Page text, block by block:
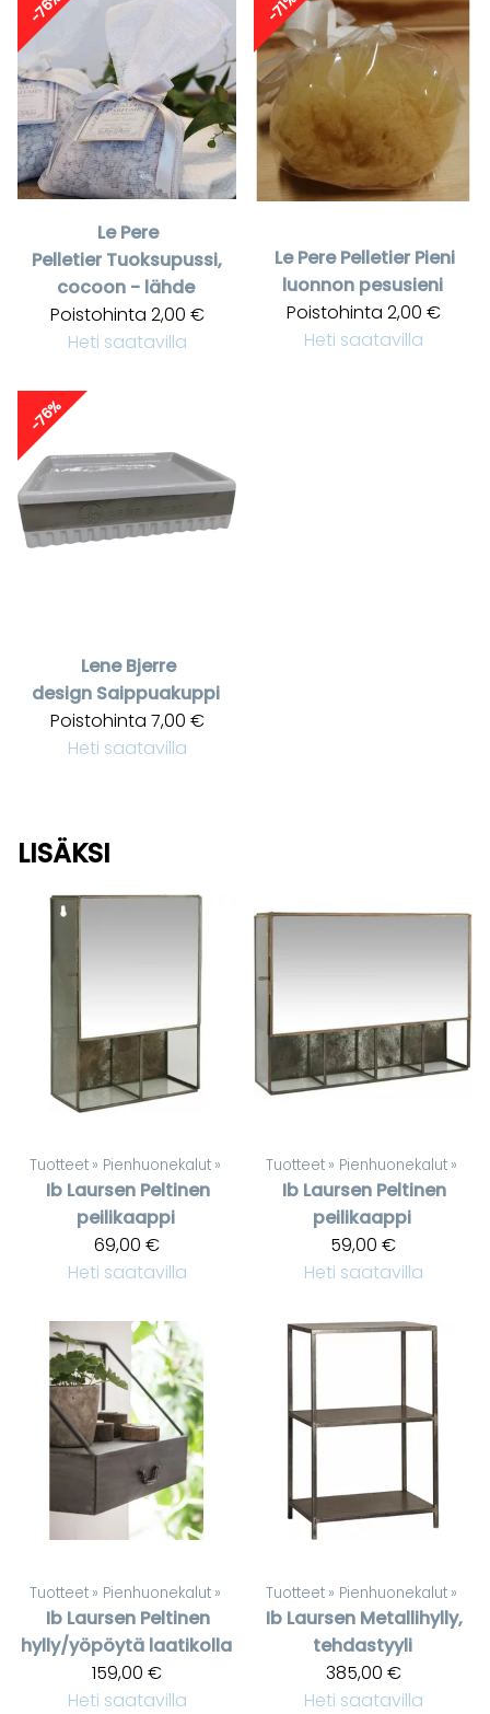
Le Pere
Pelletier Tuoksupussi,
cocoon - lähde
Poistohinta 2,00 €
Heti saatavilla
-71%
Le Pere Pelletier Pieni
luonnon pesusieni
Poistohinta 2,00 €
Heti saatavilla
-76%
Lene Bjerre
design Saippuakuppi
Poistohinta 7,00 €
Heti saatavilla
LISÄKSI
Tuotteet ‪» Pienhuonekalut ‪»
Ib Laursen Peltinen
peilikaappi
69,00 €
Heti saatavilla
Tuotteet ‪» Pienhuonekalut ‪»
Ib Laursen Peltinen
peilikaappi
59,00 €
Heti saatavilla
Tuotteet ‪» Pienhuonekalut ‪»
Ib Laursen Peltinen
hylly/yöpöytä laatikolla
159,00 €
Heti saatavilla
Tuotteet ‪» Pienhuonekalut ‪»
Ib Laursen Metallihylly,
tehdastyyli
385,00 €
Heti saatavilla